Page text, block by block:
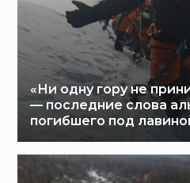
«Ни одну гору не
— последние слова
погибшего под